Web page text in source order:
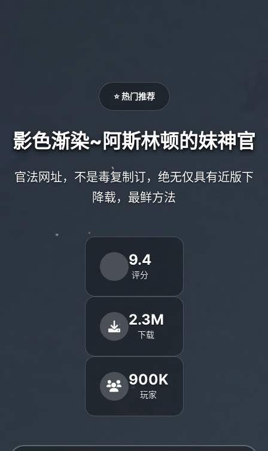
⭐ 热门推荐
影色渐染~阿斯林顿的妹神官
官法网址，不是毒复制订，绝无仅具有近版下
降载，最鲜方法
9.4
评分
2.3M
下载
900K
玩家